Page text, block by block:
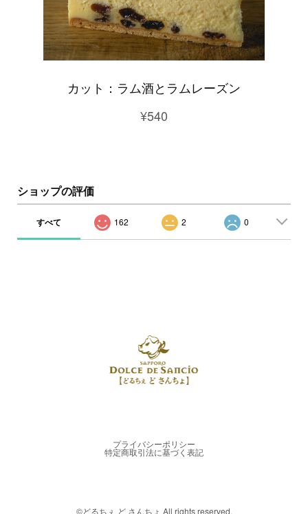
カット：ラム酒とラムレーズン
¥540
ショップの評価
すべて 162 2 0
プライバシーポリシー
特定商取引法に基づく表記
©︎どるちぇ ど さんちょ All rights reserved.